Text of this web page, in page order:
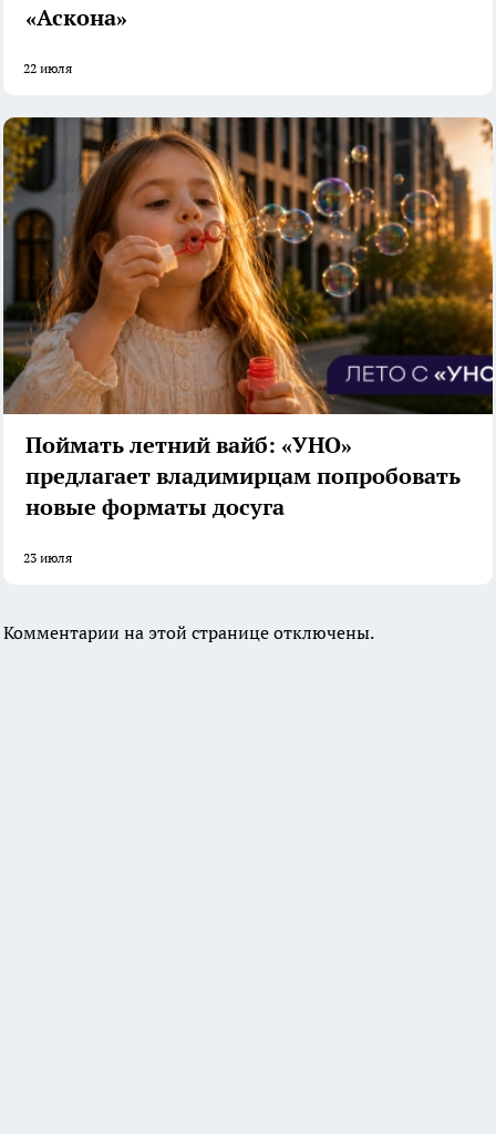
«Аскона»
22 июля
Поймать летний вайб: «УНО»
предлагает владимирцам попробовать
новые форматы досуга
23 июля
Комментарии на этой странице отключены.